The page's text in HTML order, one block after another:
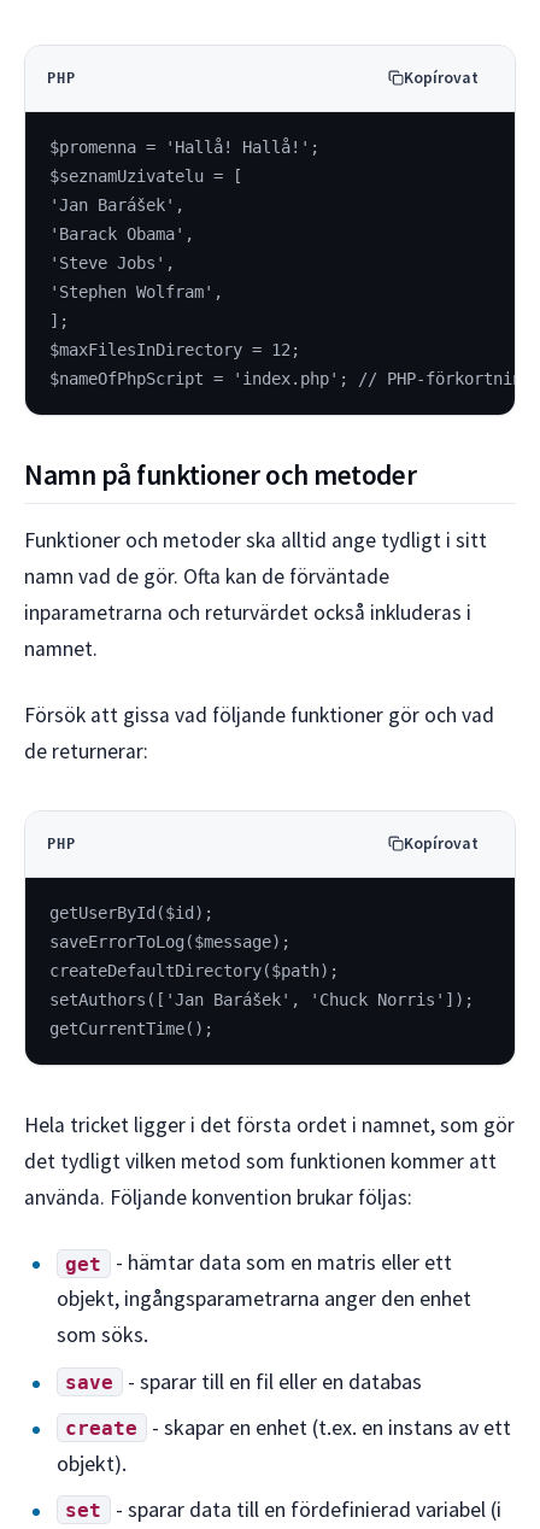
PHP Kopírovat
$promenna = 'Hallå! Hallå!';
$seznamUzivatelu = [
'Jan Barášek',
'Barack Obama',
'Steve Jobs',
'Stephen Wolfram',
];
$maxFilesInDirectory = 12;
$nameOfPhpScript = 'index.php'; // PHP-
Namn på funktioner och metoder
Funktioner och metoder ska alltid ange tydligt i sitt
namn vad de gör. Ofta kan de förväntade
inparametrarna och returvärdet också inkluderas i
namnet.
Försök att gissa vad följande funktioner gör och vad
de returnerar:
PHP Kopírovat
getUserById($id);
saveErrorToLog($message);
createDefaultDirectory($path);
setAuthors(['Jan Barášek', 'Chuck Norris']);
getCurrentTime();
Hela tricket ligger i det första ordet i namnet, som gör
det tydligt vilken metod som funktionen kommer att
använda. Följande konvention brukar följas:
get
- hämtar data som en matris eller ett
objekt, ingångsparametrarna anger den enhet
som söks.
save - sparar till en fil eller en databas
create
- skapar en enhet (t.ex. en instans av ett
objekt).
set
- sparar data till en fördefinierad variabel (i